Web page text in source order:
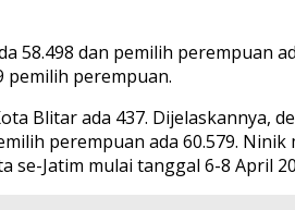
58.498 dan pemilih perempuan
pemilih perempuan.
Blitar ada 437.
perempuan ada 60.579.
Jatim mulai tanggal 6-8 April